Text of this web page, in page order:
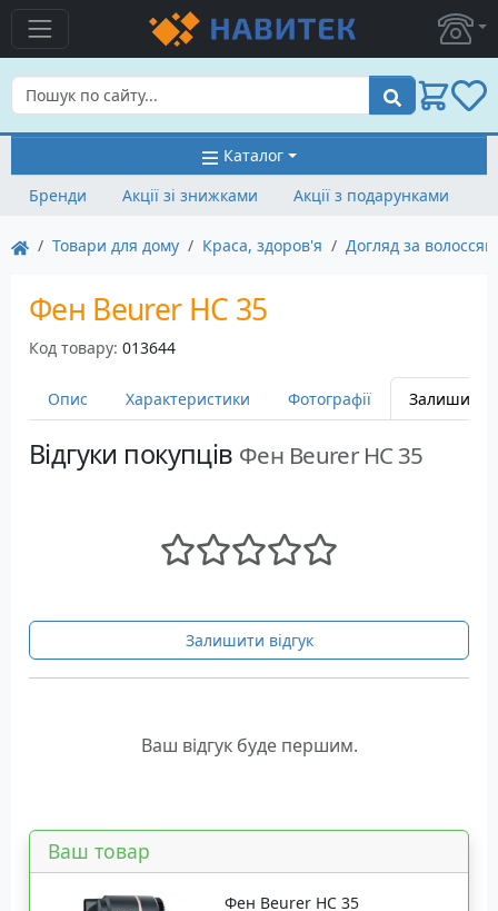
Пошук
Каталог
Бренди
Акції зі знижками Акції з подарунками
Товари для дому Краса, здоров'я Догляд за волоссям
Фен Beurer HC 35
Код товару: 013644
Опис Характеристики Фотографії Залишити
Відгуки покупців Фен Beurer HC 35
Залишити відгук
Ваш відгук буде першим.
Ваш товар
Фен Beurer HC 35